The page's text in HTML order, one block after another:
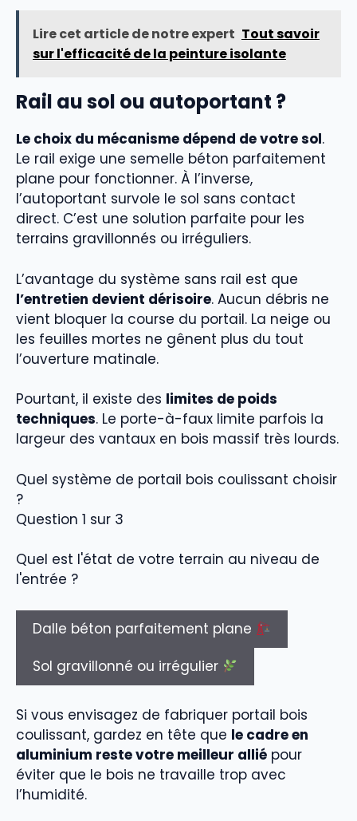
Lire cet article de notre expert Tout savoir
sur l'efficacité de la peinture isolante
Rail au sol ou autoportant ?
Le choix du mécanisme dépend de votre sol.
Le rail exige une semelle béton parfaitement
plane pour fonctionner. À l’inverse,
l’autoportant survole le sol sans contact
direct. C’est une solution parfaite pour les
terrains gravillonnés ou irréguliers.
L’avantage du système sans rail est que
l’entretien devient dérisoire. Aucun débris ne
vient bloquer la course du portail. La neige ou
les feuilles mortes ne gênent plus du tout
l’ouverture matinale.
Pourtant, il existe des limites de poids
techniques. Le porte-à-faux limite parfois la
largeur des vantaux en bois massif très lourds.
Quel système de portail bois coulissant choisir
?
Question 1 sur 3
Quel est l'état de votre terrain au niveau de
l'entrée ?
Dalle béton parfaitement plane
Sol gravillonné ou irrégulier
Si vous envisagez de fabriquer portail bois
coulissant, gardez en tête que le cadre en
aluminium reste votre meilleur allié pour
éviter que le bois ne travaille trop avec
l’humidité.